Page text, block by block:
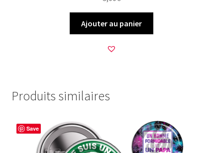
Ajouter au panier
Produits similaires
Save